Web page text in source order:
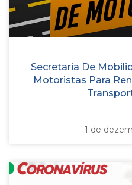
Secretaria De
Motoristas Para
1 de